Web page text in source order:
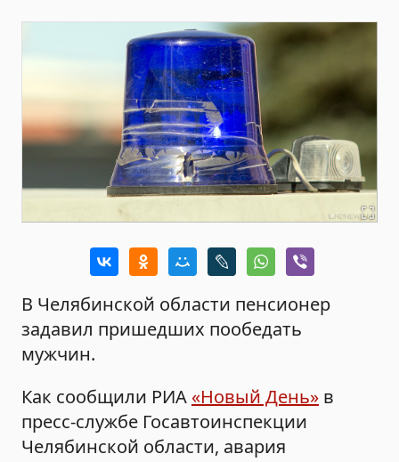
В Челябинской области пенсионер
задавил пришедших пообедать
мужчин.
Как сообщили РИА«Новый День» в
пресс-службе Госавтоинспекции
Челябинской области, авария